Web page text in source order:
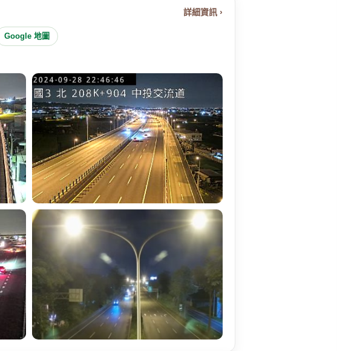
詳細資訊 ›
Google 地圖